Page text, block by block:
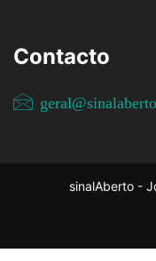
Contacto
sinalAberto -